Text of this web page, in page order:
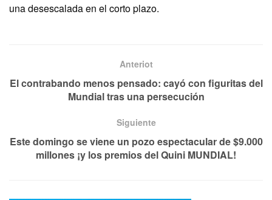
una desescalada en el corto plazo.
Anteriot
El contrabando menos pensado: cayó con figuritas del
Mundial tras una persecución
Siguiente
Este domingo se viene un pozo espectacular de $9.000
millones ¡y los premios del Quini MUNDIAL!